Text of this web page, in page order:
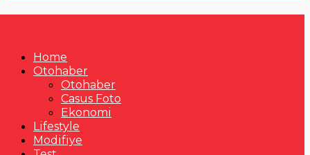
Home
Otohaber
Otohaber
Casus Foto
Ekonomi
Lifestyle
Modifiye